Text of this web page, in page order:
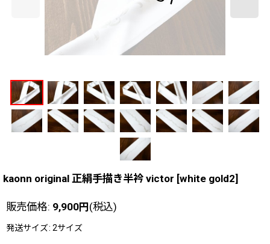
kaonn original 正絹手描き半衿 victor [white gold2]
販売価格: 9,900円(税込)
発送サイズ: 2サイズ